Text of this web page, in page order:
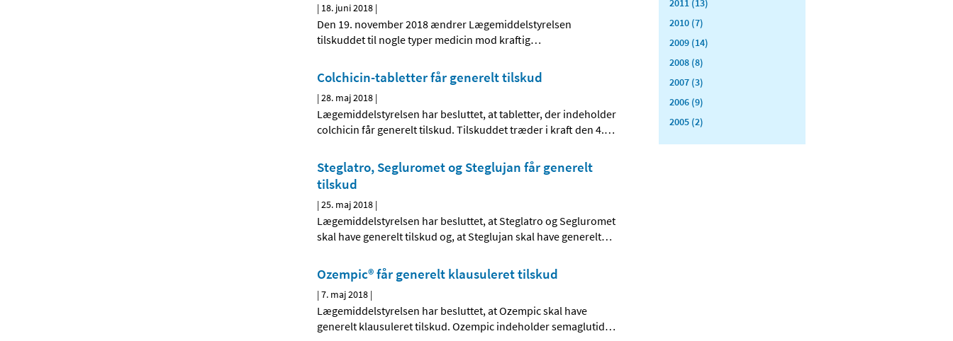
| 18. juni 2018 |
Den 19. november 2018 ændrer Lægemiddelstyrelsen
tilskuddet til nogle typer medicin mod kraftig…
Colchicin-tabletter får generelt tilskud
|28. maj 2018 |
Lægemiddelstyrelsen har besluttet, at tabletter, der indeholder
colchicin får generelt tilskud. Tilskuddet træder i kraft den 4.…
Steglatro, Segluromet og Steglujan får generelt
tilskud
|25. maj 2018 |
Lægemiddelstyrelsen har besluttet, at Steglatro og Segluromet
skal have generelt tilskud og, at Steglujan skal have generelt…
Ozempic® får generelt klausuleret tilskud
|7. maj 2018 |
Lægemiddelstyrelsen har besluttet, at Ozempic skal have
generelt klausuleret tilskud. Ozempic indeholder semaglutid…
2011 (13)
2010 (7)
2009 (14)
2008 (8)
2007 (3)
2006 (9)
2005 (2)